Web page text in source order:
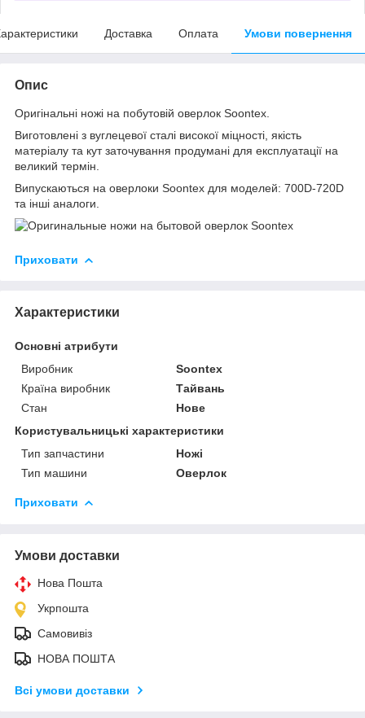
Доставка Оплата Умови повернення
Опис
Оригінальні ножі на побутовій оверлок Soontex.
Виготовлені з вуглецевої сталі високої міцності, якість
матеріалу та кут заточування продумані для експлуатації на
великий термін.
Випускаються на оверлоки Soontex для моделей: 700D-720D
та інші аналоги.
Приховати
Характеристики
Основні атрибути
Виробник
Soontex
Країна виробник
Тайвань
Стан
Нове
Користувальницькі характеристики
Тип запчастини
Ножі
Тип машини
Оверлок
Приховати
Умови доставки
Нова Пошта
Укрпошта
Самовивіз
НОВА ПОШТА
Всі умови доставки